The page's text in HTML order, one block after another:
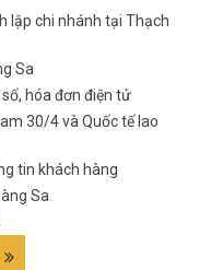
lập chi nhánh tại Thạch
Sa
hóa đơn điện tử
30/4 và Quốc tế lao
tin khách hàng
Sa